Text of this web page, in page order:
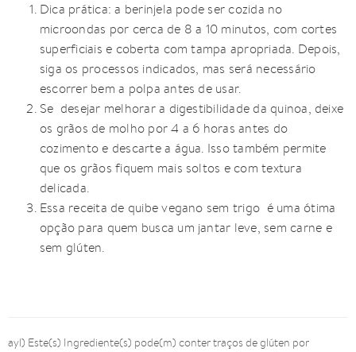
Dica prática: a berinjela pode ser cozida no
microondas por cerca de 8 a 10 minutos, com cortes
superficiais e coberta com tampa apropriada. Depois,
siga os processos indicados, mas será necessário
escorrer bem a polpa antes de usar.
Se desejar melhorar a digestibilidade da quinoa, deixe
os grãos de molho por 4 a 6 horas antes do
cozimento e descarte a água. Isso também permite
que os grãos fiquem mais soltos e com textura
delicada.
Essa receita de quibe vegano sem trigo é uma ótima
opção para quem busca um jantar leve, sem carne e
sem glúten.
ayl) Este(s) Ingrediente(s) pode(m) conter traços de glúten por